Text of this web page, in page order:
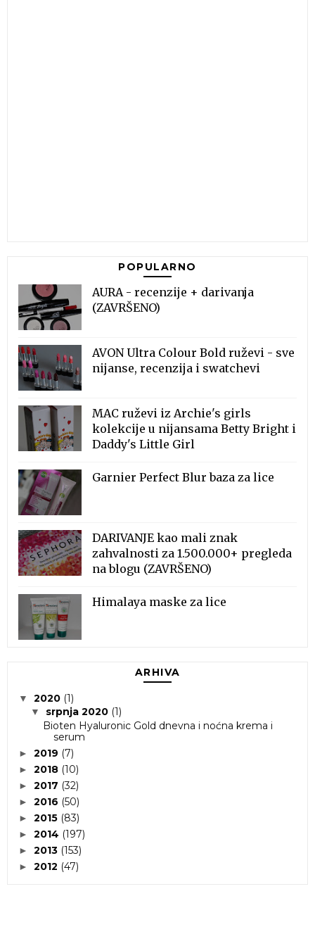
POPULARNO
AURA - recenzije + darivanja
(ZAVRŠENO)
AVON Ultra Colour Bold ruževi - sve
nijanse, recenzija i swatchevi
MAC ruževi iz Archie's girls
kolekcije u nijansama Betty Bright i
Daddy's Little Girl
Garnier Perfect Blur baza za lice
DARIVANJE kao mali znak
zahvalnosti za 1.500.000+ pregleda
na blogu (ZAVRŠENO)
Himalaya maske za lice
ARHIVA
▼ 2020 (1)
▼ srpnja 2020 (1)
Bioten Hyaluronic Gold dnevna i noćna krema i
serum
► 2019 (7)
► 2018 (10)
► 2017 (32)
► 2016 (50)
► 2015 (83)
► 2014 (197)
► 2013 (153)
► 2012 (47)